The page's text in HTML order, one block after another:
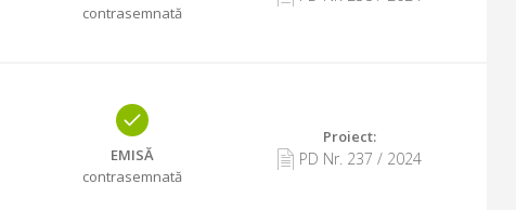
contrasemnată
EMISĂ
contrasemnată
Proiect:
PD Nr. 237 / 2024